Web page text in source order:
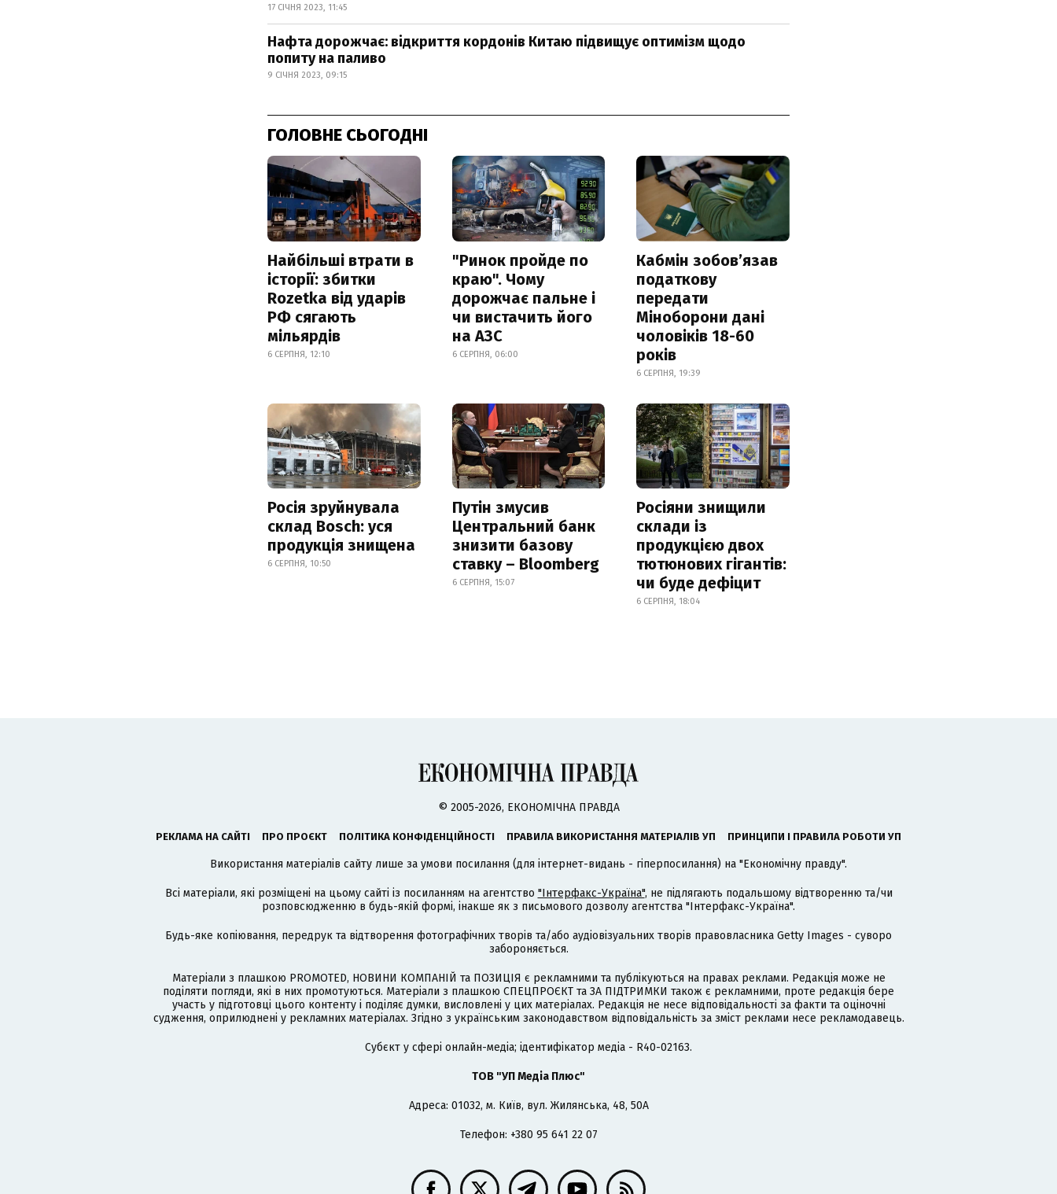
17 СІЧНЯ 2023, 11:45
Нафта дорожчає: відкриття кордонів Китаю підвищує оптимізм щодо
попиту на паливо
9 СІЧНЯ 2023, 09:15
ГОЛОВНЕ СЬОГОДНІ
Найбільші втрати в
історії: збитки
Rozetka від ударів
РФ сягають
мільярдів
6 СЕРПНЯ, 12:10
"Ринок пройде по
краю". Чому
дорожчає пальне і
чи вистачить його
на АЗС
6 СЕРПНЯ, 06:00
Кабмін зобовʼязав
податкову
передати
Міноборони дані
чоловіків 18-60
років
6 СЕРПНЯ, 19:39
Росія зруйнувала
склад Bosch: уся
продукція знищена
6 СЕРПНЯ, 10:50
Путін змусив
Центральний банк
знизити базову
ставку – Bloomberg
6 СЕРПНЯ, 15:07
Росіяни знищили
склади із
продукцією двох
тютюнових гігантів:
чи буде дефіцит
6 СЕРПНЯ, 18:04
© 2005-2026, ЕКОНОМІЧНА ПРАВДА
РЕКЛАМА НА САЙТІ ПРО ПРОЄКТ ПОЛІТИКА КОНФІДЕНЦІЙНОСТІ ПРАВИЛА ВИКОРИСТАННЯ МАТЕРІАЛІВ УП ПРИНЦИПИ І ПРАВИЛА РОБОТИ УП
Використання матеріалів сайту лише за умови посилання (для інтернет-видань - гіперпосилання) на "Економічну правду".
Всі матеріали, які розміщені на цьому сайті із посиланням на агентство "Інтерфакс-Україна", не підлягають подальшому відтворенню та/чи
розповсюдженню в будь-якій формі, інакше як з письмового дозволу агентства "Інтерфакс-Україна".
Будь-яке копіювання, передрук та відтворення фотографічних творів та/або аудіовізуальних творів правовласника Getty Images - суворо
забороняється.
Матеріали з плашкою PROMOTED, НОВИНИ КОМПАНІЙ та ПОЗИЦІЯ є рекламними та публікуються на правах реклами. Редакція може не
поділяти погляди, які в них промотуються. Матеріали з плашкою СПЕЦПРОЄКТ та ЗА ПІДТРИМКИ також є рекламними, проте редакція бере
участь у підготовці цього контенту і поділяє думки, висловлені у цих матеріалах. Редакція не несе відповідальності за факти та оціночні
судження, оприлюднені у рекламних матеріалах. Згідно з українським законодавством відповідальність за зміст реклами несе рекламодавець.
Cубєкт у сфері онлайн-медіа; ідентифікатор медіа - R40-02163.
ТОВ "УП Медіа Плюс"
Адреса: 01032, м. Київ, вул. Жилянська, 48, 50А
Телефон: +380 95 641 22 07